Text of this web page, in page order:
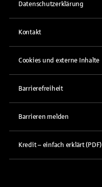
Datenschutzerklärung
Kontakt
Cookies und externe Inhalte
Barrierefreiheit
Barrieren melden
Kredit – einfach erklärt (PDF)